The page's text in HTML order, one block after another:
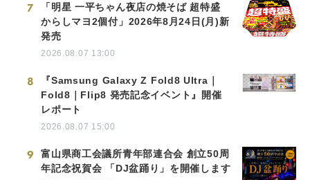
7
「明星 一平ちゃん夜店の焼そば 超特盛
からしマヨ2個付」2026年8月24日(月)新
発売
2026.08.07 13:00
8
『Samsung Galaxy Z Fold8 Ultra｜
Fold8｜Flip8 発売記念イベント』開催
レポート
2026.08.07 15:00
9
富山県商工会議所青年部連合会 創立50周
年記念祝賀会 「DJ盆踊り」を開催します